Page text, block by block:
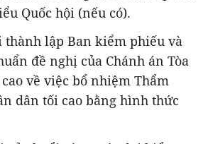
Quốc hội (nếu có).
thành lập Ban kiểm phiếu và
đề nghị của Chánh án Tòa
về việc bổ nhiệm Thẩm
dân tối cao bằng hình thức